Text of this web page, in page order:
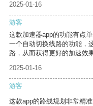
2025-01-16
游客
这款加速器app的功能有点
一个自动切换线路的功能，
路，从而获得更好的加速效果
2025-01-16
游客
这款app的路线规划非常精